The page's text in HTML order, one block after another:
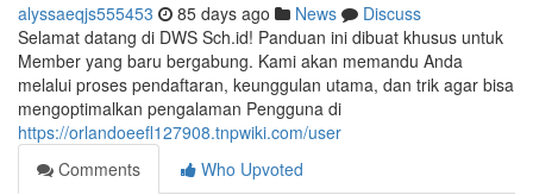
alyssaeqjs555453 85 days ago News
Discuss
Selamat datang di DWS Sch.id! Panduan ini dibuat khusus untuk
Member yang baru bergabung. Kami akan memandu Anda
melalui proses pendaftaran, keunggulan utama, dan trik agar bisa
mengoptimalkan pengalaman Pengguna di
https://orlandoeefl127908.tnpwiki.com/user
Comments
Who Upvoted